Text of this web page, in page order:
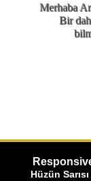
Merhaba
Bir
Hüzün